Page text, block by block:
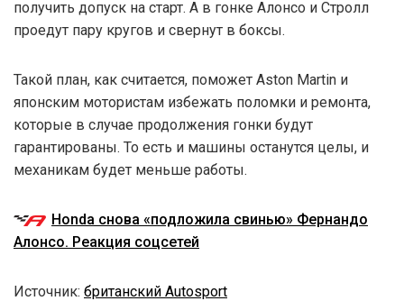
получить допуск на старт. А в гонке Алонсо и Стролл
проедут пару кругов и свернут в боксы.
Такой план, как считается, поможет Aston Martin и
японским мотористам избежать поломки и ремонта,
которые в случае продолжения гонки будут
гарантированы. То есть и машины останутся целы, и
механикам будет меньше работы.
Honda снова «подложила свинью» Фернандо
Алонсо. Реакция соцсетей
Источник: британский Autosport